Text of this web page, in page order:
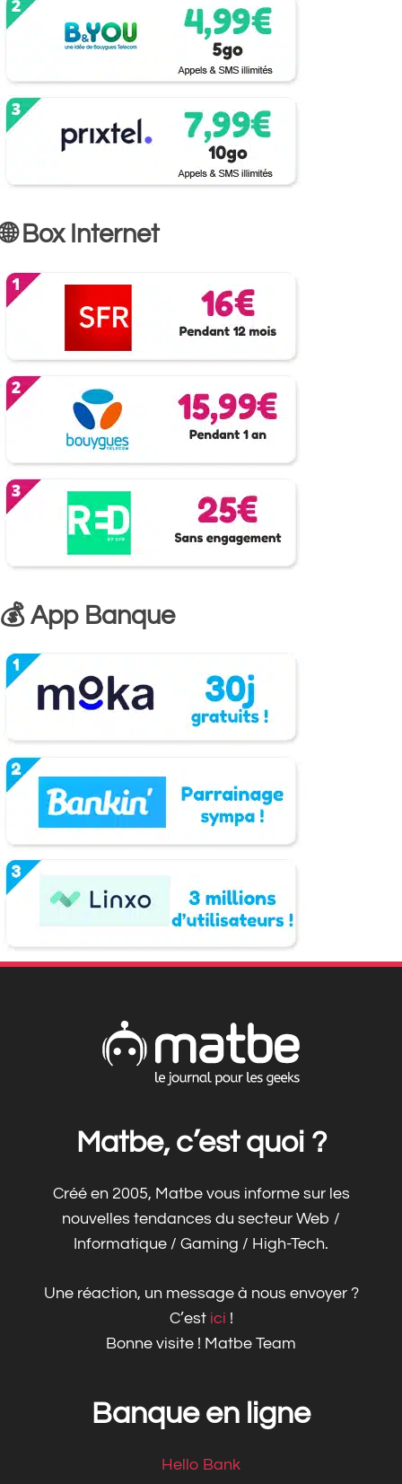
🌐 Box Internet
💰 App Banque
Matbe, c’est quoi ?
Créé en 2005, Matbe vous informe sur les
nouvelles tendances du secteur Web /
Informatique / Gaming / High-Tech.
Une réaction, un message à nous envoyer ?
C’est ici !
Bonne visite ! Matbe Team
Banque en ligne
Hello Bank